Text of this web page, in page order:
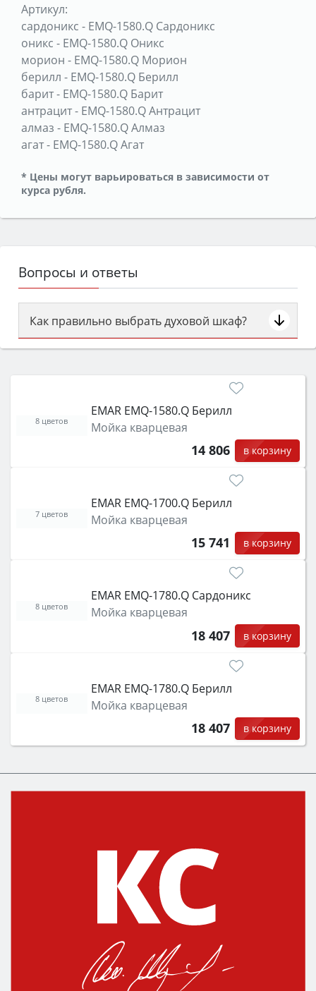
Артикул:
сардоникс - EMQ-1580.Q Сардоникс
оникс - EMQ-1580.Q Оникс
морион - EMQ-1580.Q Морион
берилл - EMQ-1580.Q Берилл
барит- EMQ-1580.Q Барит
антрацит- EMQ-1580.Q Антрацит
алмаз - EMQ-1580.Q Алмаз
агат- EMQ-1580.Q Агат
* Цены могут варьироваться в зависимости от
курса рубля.
Вопросы и ответы
Как правильно выбрать духовой шкаф?
Сначала определитесь с типом (газовый или
затем смотрите на объём 50–70 л для семьи,
функции (конвекция, гриль, самоочистка,
защита от детей).
EMAR EMQ-1580.Q Берилл
Мойка кварцевая
14 806 в корзину
8 цветов
EMAR EMQ-1700.Q Берилл
Мойка кварцевая
15 741 в корзину
7 цветов
EMAR EMQ-1780.Q Сардоникс
Мойка кварцевая
18 407 в корзину
8 цветов
EMAR EMQ-1780.Q Берилл
Мойка кварцевая
18 407 в корзину
8 цветов